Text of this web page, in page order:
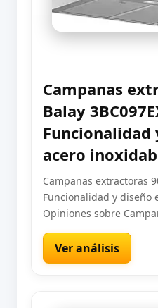
Campanas
Balay
Funcionalidad
acero
Campanas extractoras
Funcionalidad y diseño
Opiniones sobre
Ver análisis